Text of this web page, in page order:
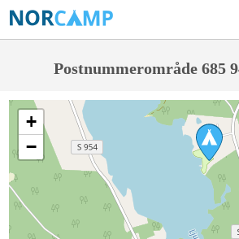
Postnummerområde 685
+
−